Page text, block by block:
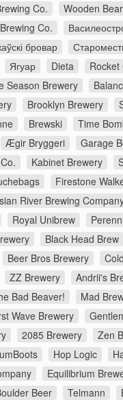
Co.
Wooden
Co.
бровар
Ягуар Dieta Rocket
Season Brewery
Brooklyn Brewery
Brewski Time
Ægir Bryggeri Garage
Kabinet Brewery
Firestone
River Brewing
Royal Unibrew
Black Head Brew
Beer Bros Brewery
ZZ Brewery Andrii's
Bad Beaver! Mad
Wave Brewery
2085 Brewery Zen
Hop Logic
Equilibrium
Beer Telmann